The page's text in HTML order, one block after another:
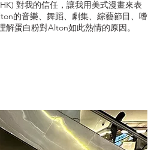
對我的信任，讓我用美式漫畫來表
的音樂、舞蹈、劇集、綜藝節目、嗜
蛋白粉對Alton如此熱情的原因。